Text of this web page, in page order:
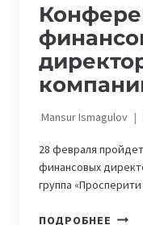
Mansur Ismagulov
28 февраля
финансовых
группа
ПОДРОБНЕЕ